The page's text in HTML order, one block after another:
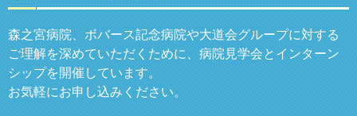
森之宮病院、ボバース記念病院や大道会グループに対する
ご理解を深めていただくために、病院見学会とインターン
シップを開催しています。
お気軽にお申し込みください。